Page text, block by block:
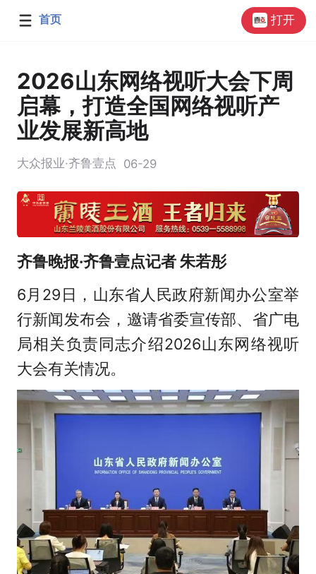
首页 打开
2026山东网络视听大会下周
启幕，打造全国网络视听产
业发展新高地
大众报业·齐鲁壹点 06-29
齐鲁晚报·齐鲁壹点记者 朱若彤
6月29日，山东省人民政府新闻办公室举
行新闻发布会，邀请省委宣传部、省广电
局相关负责同志介绍2026山东网络视听
大会有关情况。